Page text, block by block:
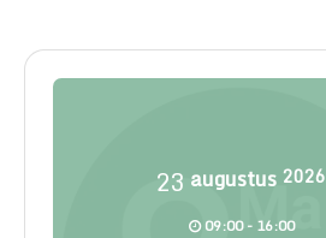
23 augustus 2026
09:00 - 16:00